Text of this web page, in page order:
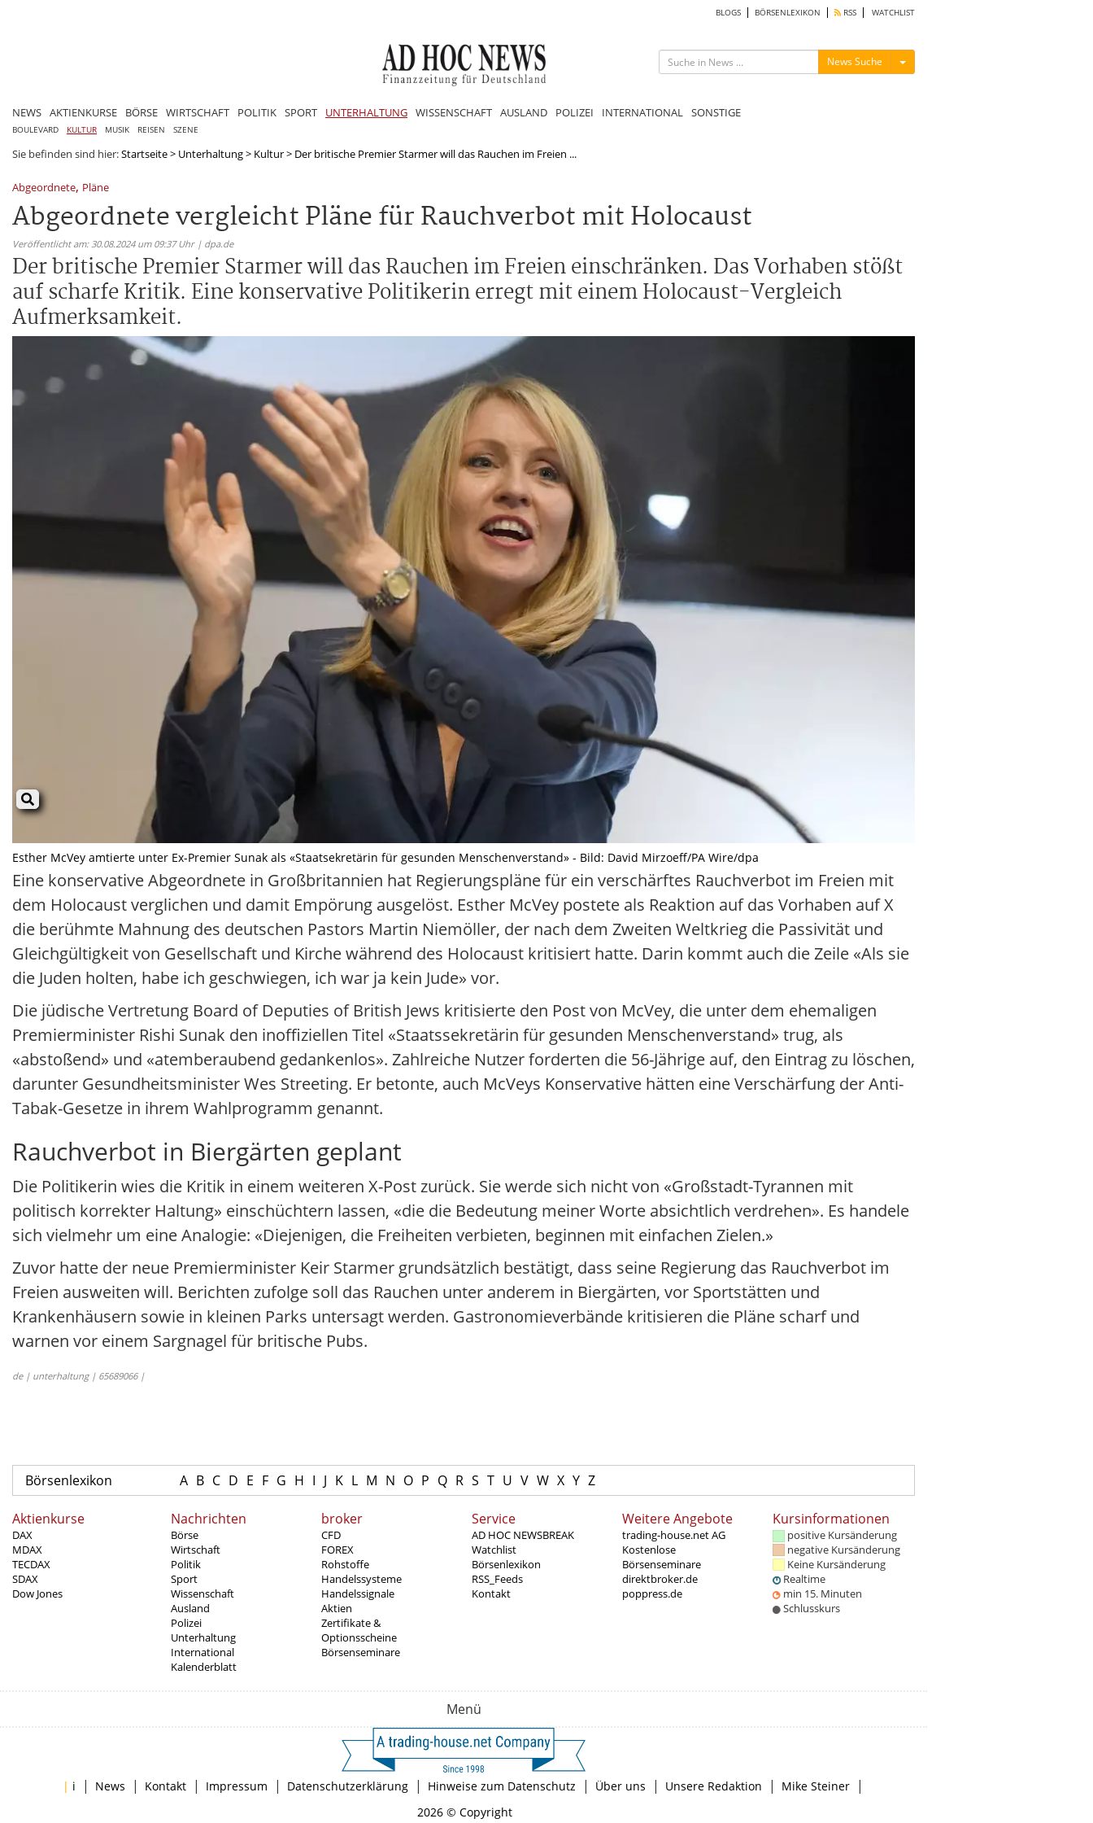
BLOGS BÖRSENLEXIKON RSS WATCHLIST
News Suche Menü ein-/ausblenden
NEWS AKTIENKURSE BÖRSE WIRTSCHAFT POLITIK SPORT UNTERHALTUNG WISSENSCHAFT AUSLAND POLIZEI INTERNATIONAL SONSTIGE
BOULEVARD KULTUR MUSIK REISEN SZENE
Sie befinden sind hier:Startseite> Unterhaltung> Kultur> Der britische Premier Starmer will das Rauchen im Freien ...
Abgeordnete, Pläne
Abgeordnete vergleicht Pläne für Rauchverbot mit Holocaust
Veröffentlicht am: 30.08.2024 um 09:37 Uhr | dpa.de
Der britische Premier Starmer will das Rauchen im Freien einschränken. Das Vorhaben stößt
auf scharfe Kritik. Eine konservative Politikerin erregt mit einem Holocaust-Vergleich
Aufmerksamkeit.
Esther McVey amtierte unter Ex-Premier Sunak als «Staatsekretärin für gesunden Menschenverstand» - Bild: David Mirzoeff/PA Wire/dpa
Eine konservative Abgeordnete in Großbritannien hat Regierungspläne für ein verschärftes Rauchverbot im Freien mit
dem Holocaust verglichen und damit Empörung ausgelöst. Esther McVey postete als Reaktion auf das Vorhaben auf X
die berühmte Mahnung des deutschen Pastors Martin Niemöller, der nach dem Zweiten Weltkrieg die Passivität und
Gleichgültigkeit von Gesellschaft und Kirche während des Holocaust kritisiert hatte. Darin kommt auch die Zeile «Als sie
die Juden holten, habe ich geschwiegen, ich war ja kein Jude» vor.
Die jüdische Vertretung Board of Deputies of British Jews kritisierte den Post von McVey, die unter dem ehemaligen
Premierminister Rishi Sunak den inoffiziellen Titel «Staatssekretärin für gesunden Menschenverstand» trug, als
«abstoßend» und «atemberaubend gedankenlos». Zahlreiche Nutzer forderten die 56-Jährige auf, den Eintrag zu löschen,
darunter Gesundheitsminister Wes Streeting. Er betonte, auch McVeys Konservative hätten eine Verschärfung der Anti-
Tabak-Gesetze in ihrem Wahlprogramm genannt.
Rauchverbot in Biergärten geplant
Die Politikerin wies die Kritik in einem weiteren X-Post zurück. Sie werde sich nicht von «Großstadt-Tyrannen mit
politisch korrekter Haltung» einschüchtern lassen, «die die Bedeutung meiner Worte absichtlich verdrehen». Es handele
sich vielmehr um eine Analogie: «Diejenigen, die Freiheiten verbieten, beginnen mit einfachen Zielen.»
Zuvor hatte der neue Premierminister Keir Starmer grundsätzlich bestätigt, dass seine Regierung das Rauchverbot im
Freien ausweiten will. Berichten zufolge soll das Rauchen unter anderem in Biergärten, vor Sportstätten und
Krankenhäusern sowie in kleinen Parks untersagt werden. Gastronomieverbände kritisieren die Pläne scharf und
warnen vor einem Sargnagel für britische Pubs.
de | unterhaltung | 65689066 |
Börsenlexikon A B C D E F G H I J K L M N O P Q R S T U V W X Y Z
Aktienkurse
DAX
MDAX
TECDAX
SDAX
Dow Jones
Nachrichten
Börse
Wirtschaft
Politik
Sport
Wissenschaft
Ausland
Polizei
Unterhaltung
International
Kalenderblatt
broker
CFD
FOREX
Rohstoffe
Handelssysteme
Handelssignale
Aktien
Zertifikate &
Optionsscheine
Börsenseminare
Service
AD HOC NEWSBREAK
Watchlist
Börsenlexikon
RSS_Feeds
Kontakt
Weitere Angebote
trading-house.net AG
Kostenlose
Börsenseminare
direktbroker.de
poppress.de
Kursinformationen
positive Kursänderung
negative Kursänderung
Keine Kursänderung
Realtime
min 15. Minuten
Schlusskurs
Menü
| i | News | Kontakt | Impressum | Datenschutzerklärung | Hinweise zum Datenschutz | Über uns | Unsere Redaktion | Mike Steiner |
2026 © Copyright